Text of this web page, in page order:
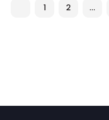
1 2 ...